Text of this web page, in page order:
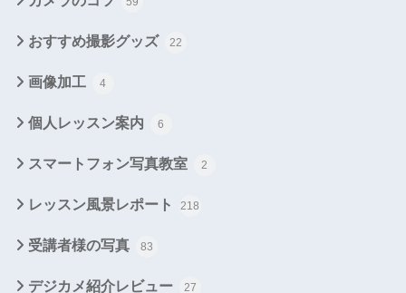
おすすめ撮影グッズ 22
画像加工 4
個人レッスン案内 6
スマートフォン写真教室 2
レッスン風景レポート 218
受講者様の写真 83
デジカメ紹介レビュー 27